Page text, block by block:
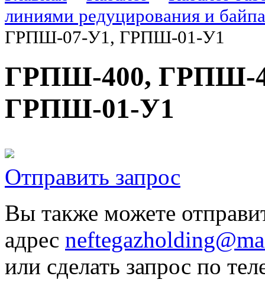
линиями редуцирования и
ГРПШ-07-У1, ГРПШ-01-У1
ГРПШ-400, ГРПШ-
ГРПШ-01-У1
Отправить запрос
Вы также можете
адрес
или сделать запрос по